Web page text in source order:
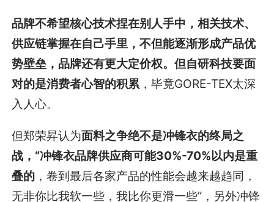
品牌不希望核心技术捏在别人手中，相关技术、
供应链掌握在自己手里，不但能逐渐形成产品优
势壁垒，品牌还有更大定价权。但自研科技要面
对的是消费者心智的积累 ，毕竟GORE-TEX太深
入人心。
但郑荣昇认为面料之争绝不是冲锋衣的终局之
战，“冲锋衣品牌供应商可能30%-70%以内是重
叠的 ，卷到最后各家产品的性能会越来越趋同，
无非你比我软一些，我比你更滑一些”，另外冲锋